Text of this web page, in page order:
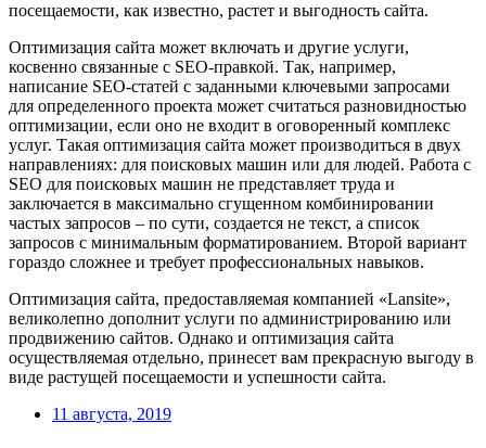
посещаемости, как известно, растет и выгодность сайта.
Оптимизация сайта может включать и другие услуги,
косвенно связанные с SEO-правкой. Так, например,
написание SEO-статей с заданными ключевыми запросами
для определенного проекта может считаться разновидностью
оптимизации, если оно не входит в оговоренный комплекс
услуг. Такая оптимизация сайта может производиться в двух
направлениях: для поисковых машин или для людей. Работа с
SEO для поисковых машин не представляет труда и
заключается в максимально сгущенном комбинировании
частых запросов – по сути, создается не текст, а список
запросов с минимальным форматированием. Второй вариант
гораздо сложнее и требует профессиональных навыков.
Оптимизация сайта, предоставляемая компанией «Lansite»,
великолепно дополнит услуги по администрированию или
продвижению сайтов. Однако и оптимизация сайта
осуществляемая отдельно, принесет вам прекрасную выгоду в
виде растущей посещаемости и успешности сайта.
11 августа, 2019